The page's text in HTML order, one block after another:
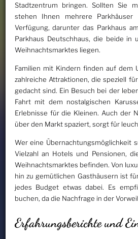
Stadtzentrum bringen. Sollten Sie
stehen Ihnen mehrere
Verfügung, darunter das Parkhaus
Parkhaus Deutschhaus, die beide in
Weihnachtsmarktes liegen.
Familien mit Kindern finden auf dem
zahlreiche Attraktionen, die speziell
gedacht sind. Ein Besuch bei der
Fahrt mit dem nostalgischen
Erlebnisse für die Kleinen. Auch der
über den Markt spaziert, sorgt für
Wer eine Übernachtungsmöglichkeit
Vielzahl an Hotels und Pensionen,
Weihnachtsmarktes befinden. Von
hin zu gemütlichen Gasthäusern ist
jedes Budget etwas dabei. Es
buchen, da die Nachfrage in der
Erfahrungsberichte und